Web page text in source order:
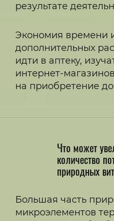
результате
Экономия времени
дополнительных
идти в аптеку,
интернет-
на приобретение
Что может
количество
природных
Большая часть
микроэлементов